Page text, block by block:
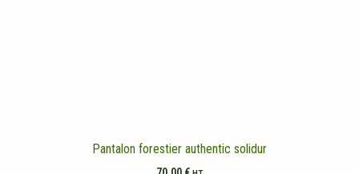
Pantalon forestier authentic solidur